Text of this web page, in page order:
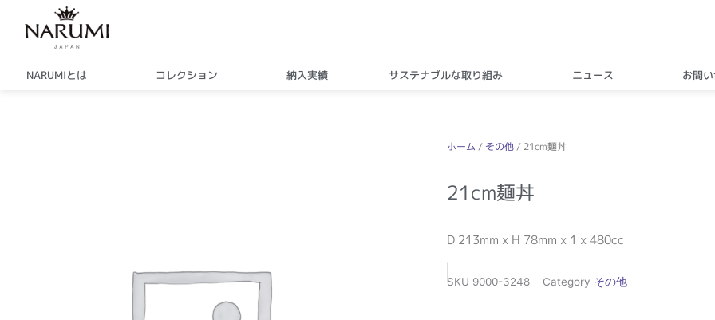
NARUMIとは コレクション 納入実績 サステナブルな取り組み ニュース お問
ホーム / その他 / 21cm麺丼
21cm麺丼
D 213mm x H 78mm x 1 x 480cc
SKU 9000-3248 Category その他